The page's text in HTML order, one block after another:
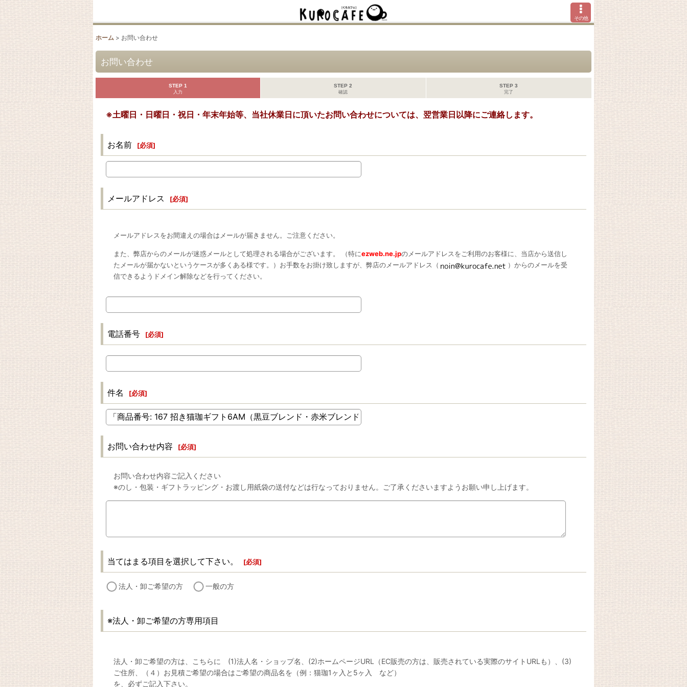
その他
ホーム > お問い合わせ
お問い合わせ
STEP 1
入力
STEP 2
確認
STEP 3
完了
※土曜日・日曜日・祝日・年末年始等、当社休業日に頂いたお問い合わせについては、翌営業日以降にご連絡します。
お名前 [必須]
メールアドレス [必須]
メールアドレスをお間違えの場合はメールが届きません。ご注意ください。
また、弊店からのメールが迷惑メールとして処理される場合がございます。 （特にezweb.ne.jpのメールアドレスをご利用のお客様に、当店から送信し
たメールが届かないというケースが多くある様です。）お手数をお掛け致しますが、弊店のメールアドレス（
）からのメールを受
信できるようドメイン解除などを行ってください。
電話番号 [必須]
件名 [必須]
お問い合わせ内容 [必須]
お問い合わせ内容ご記入ください
※のし・包装・ギフトラッピング・お渡し用紙袋の送付などは行なっておりません。ご了承くださいますようお願い申し上げます。
当てはまる項目を選択して下さい。 [必須]
法人・卸ご希望の方 一般の方
※法人・卸ご希望の方専用項目
法人・卸ご希望の方は、こちらに (1)法人名・ショップ名、(2)ホームページURL（EC販売の方は、販売されている実際のサイトURLも）、(3)
ご住所、（４）お見積ご希望の場合はご希望の商品名を（例：猫珈1ヶ入と5ヶ入 など）
を、必ずご記入下さい。